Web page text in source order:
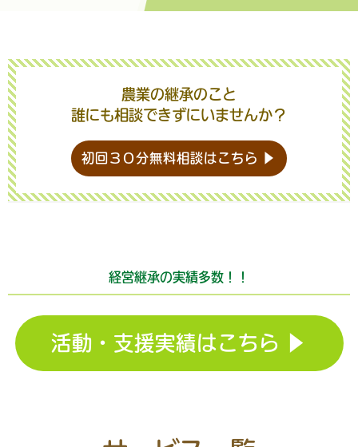
農業の継承のこと
誰にも相談できずにいませんか？
初回３０分無料相談はこちら ▶
経営継承の実績多数！！
活動・支援実績はこちら ▶